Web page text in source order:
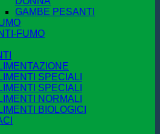
GAMBE PESANTI
FUMO
SPECIALI
SPECIALI
NORMALI
BIOLOGICI